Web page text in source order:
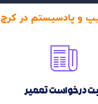
و پادسیستم در کرج
درخواست تعمیر